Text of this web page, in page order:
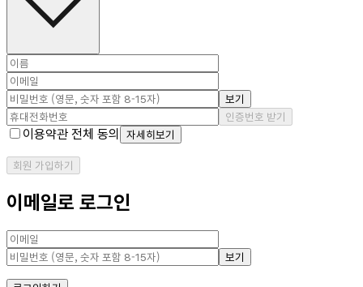
보기
인증번호 받기
이용약관 전체 동의 자세히보기
회원 가입하기
이메일로 로그인
보기